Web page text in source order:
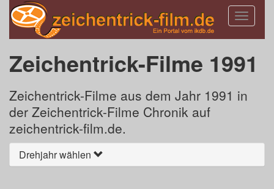
Toggle
Zeichentrick-Filme 1991
Zeichentrick-Filme aus dem Jahr 1991 in
der Zeichentrick-Filme Chronik auf
zeichentrick-film.de.
Drehjahr wählen